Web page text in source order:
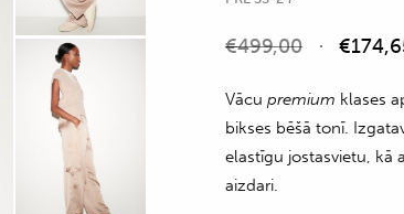
€499,00 €
Vācupremium klases
bikses bēšā tonī.
elastīgu jostasvietu, kā
aizdari.